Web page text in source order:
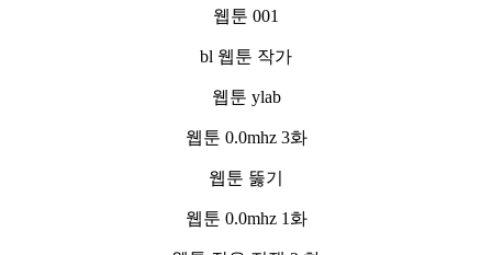
웹툰 001
bl 웹툰 작가
웹툰 ylab
웹툰 0.0mhz 3화
웹툰 뚫기
웹툰 0.0mhz 1화